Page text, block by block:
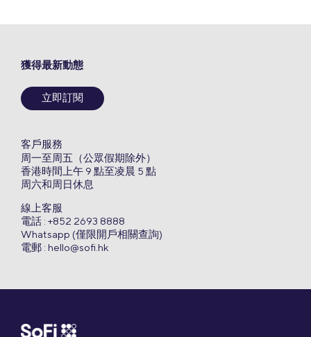
獲得最新動態
立即訂閱
客戶服務
周一至周五（公眾假期除外）
香港時間上午 9 點至凌晨 5 點
周六和周日休息
線上客服
電話 : +852 2693 8888
Whatsapp (僅限開戶相關查詢)
電郵 : hello@sofi.hk